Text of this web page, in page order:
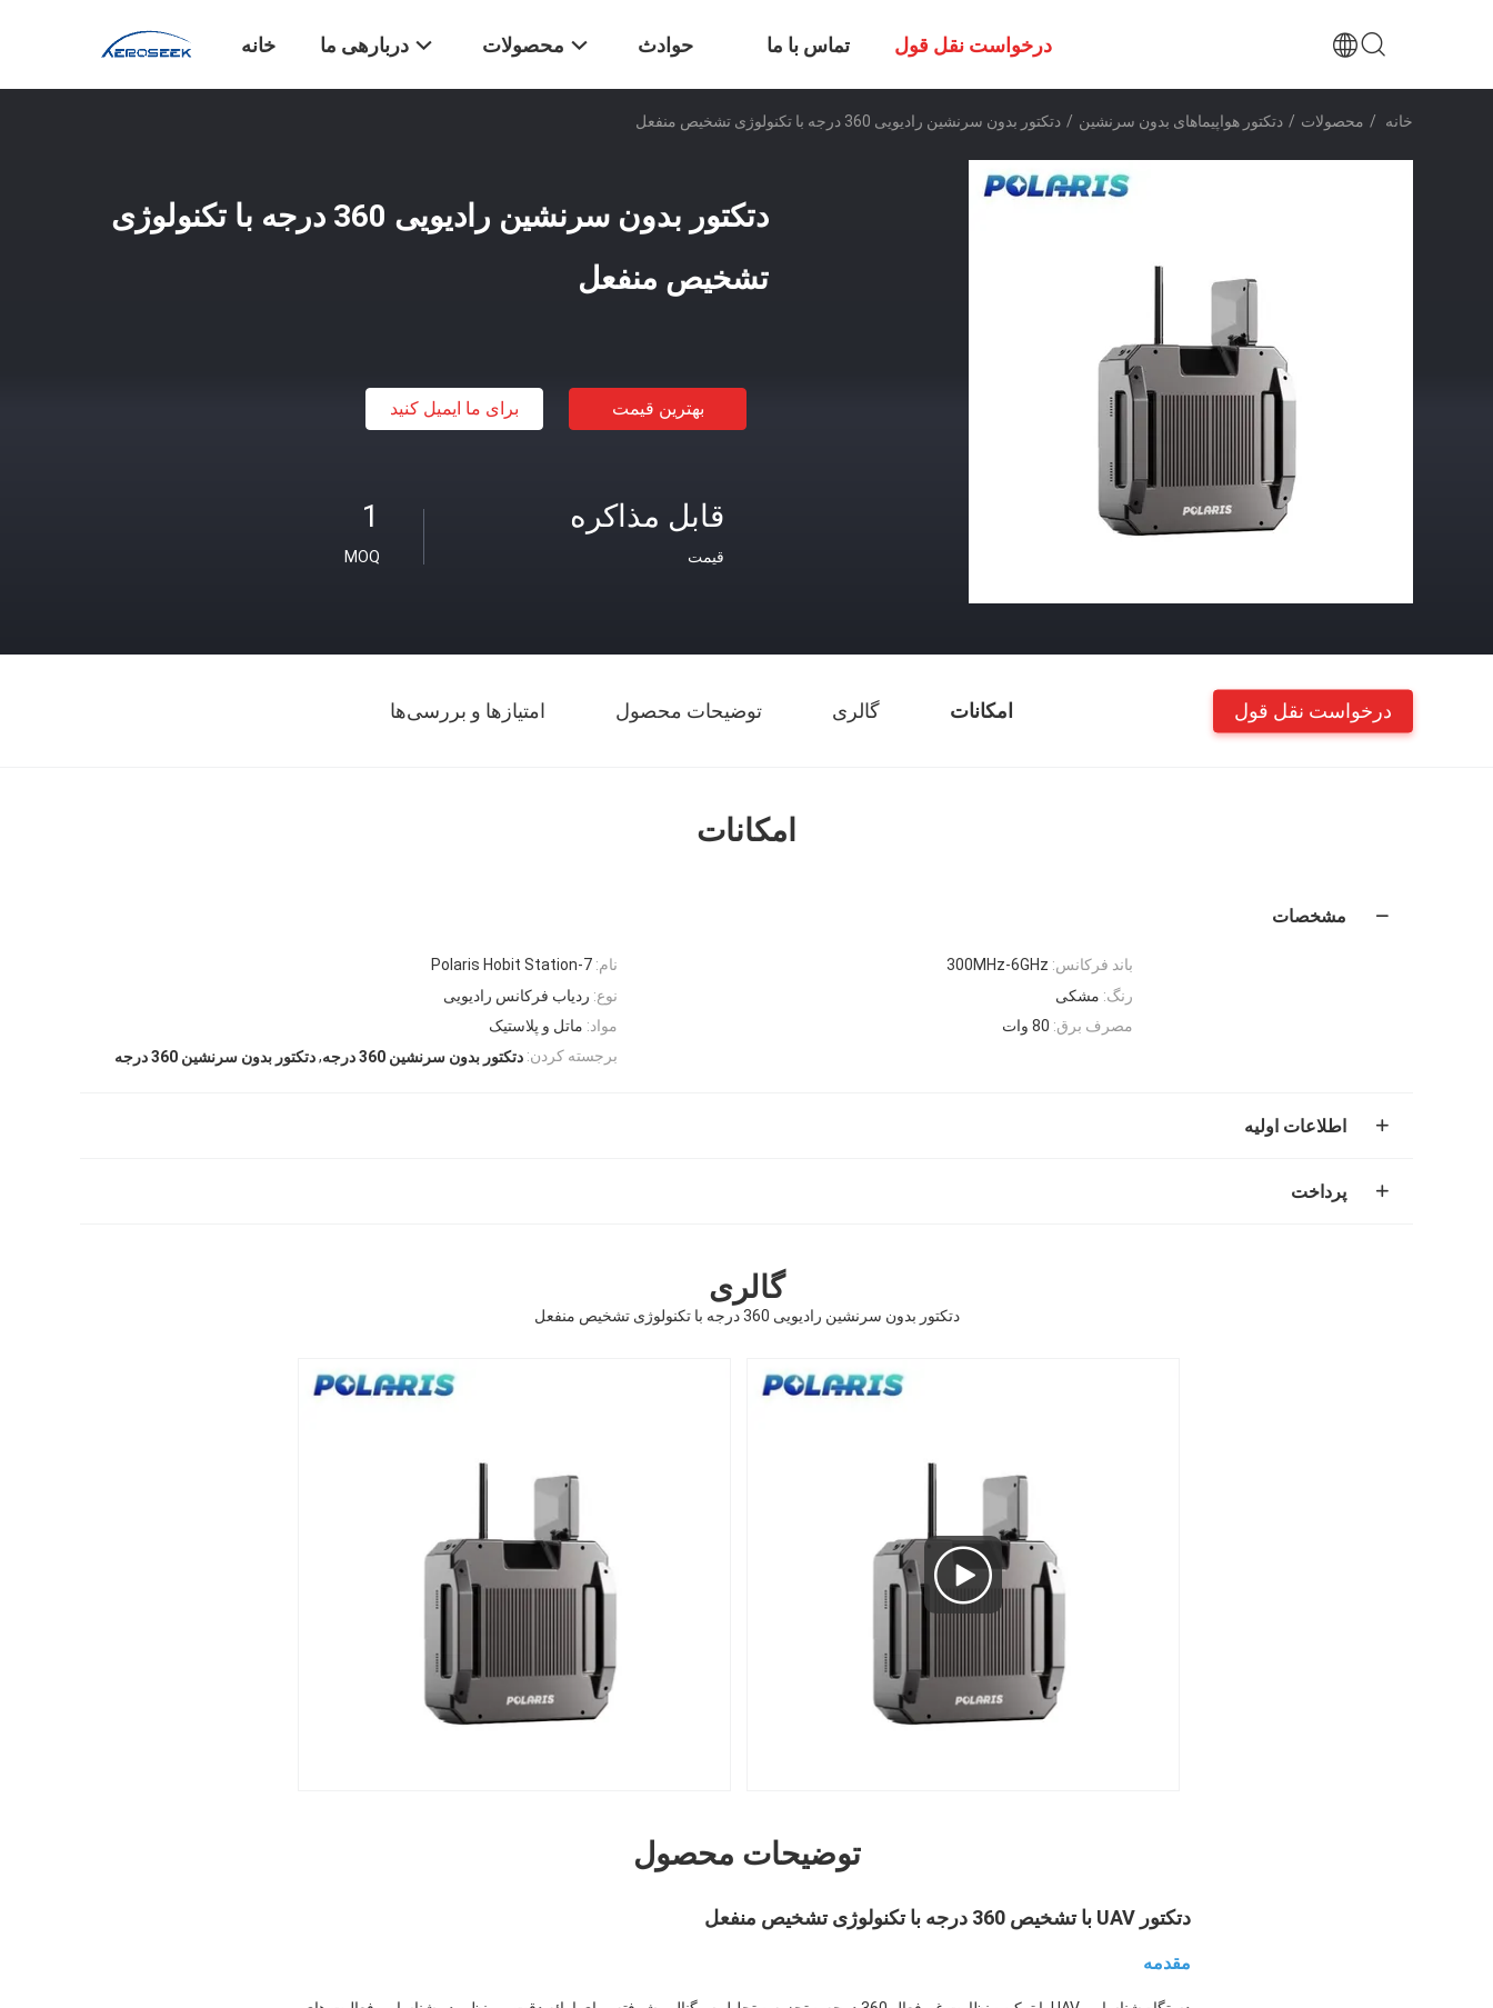
خانه دربارهی ما محصولات حوادث تماس با ما درخواست نقل قول
خانه / محصولات / دتکتور هواپیماهای بدون سرنشین / دتکتور بدون سرنشین رادیویی 360 درجه با تکنولوژی تشخیص منفعل
دتکتور بدون سرنشین رادیویی 360 درجه با تکنولوژی
تشخیص منفعل
بهترین قیمت برای ما ایمیل کنید
1
MOQ
قابل مذاکره
قیمت
امکانات گالری توضیحات محصول امتیازها و بررسی‌ها درخواست نقل قول
امکانات
مشخصات
نام: Polaris Hobit Station-7 باند فرکانس: 300MHz-6GHz
نوع: ردیاب فرکانس رادیویی رنگ: مشکی
مواد: ماتل و پلاستیک مصرف برق: 80 وات
برجسته کردن: دتکتور بدون سرنشین 360 درجه ,دتکتور بدون سرنشین 360 درجه
اطلاعات اولیه
پرداخت
گالری
دتکتور بدون سرنشین رادیویی 360 درجه با تکنولوژی تشخیص منفعل
توضیحات محصول
دتکتور UAV با تشخیص 360 درجه با تکنولوژی تشخیص منفعل
مقدمه